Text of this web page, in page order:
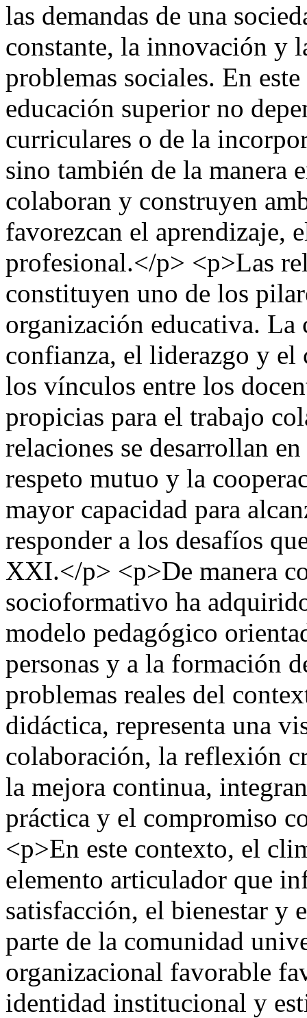
las demandas de una
constante, la innovación y
problemas sociales. En
educación superior no
curriculares o de la
sino también de la manera
colaboran y construyen
favorezcan el aprendizaje,
profesional.</p> <p>Las
constituyen uno de los
organización educativa.
confianza, el liderazgo y
los vínculos entre los
propicias para el trabajo
relaciones se desarrollan
respeto mutuo y la
mayor capacidad para
responder a los desafíos
XXI.</p> <p>De manera
socioformativo ha
modelo pedagógico
personas y a la formación
problemas reales del
didáctica, representa una
colaboración, la reflexión
la mejora continua,
práctica y el compromiso
<p>En este contexto, el
elemento articulador que
satisfacción, el bienestar y
parte de la comunidad
organizacional favorable
identidad institucional y